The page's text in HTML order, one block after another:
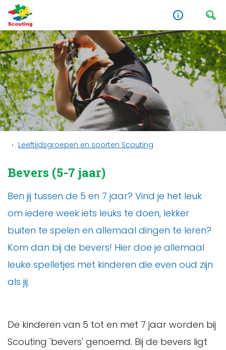
Leeftijdsgroepen en soorten Scouting
Bevers (5-7 jaar)
Ben jij tussen de 5 en 7 jaar? Vind je het leuk
om iedere week iets leuks te doen, lekker
buiten te spelen en allemaal dingen te leren?
Kom dan bij de bevers! Hier doe je allemaal
leuke spelletjes met kinderen die even oud zijn
als jij.
De kinderen van 5 tot en met 7 jaar worden bij
Scouting 'bevers' genoemd. Bij de bevers ligt